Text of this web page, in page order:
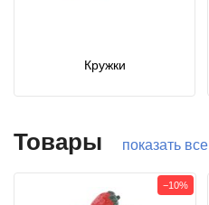
Кружки
Товары показать все
−10%